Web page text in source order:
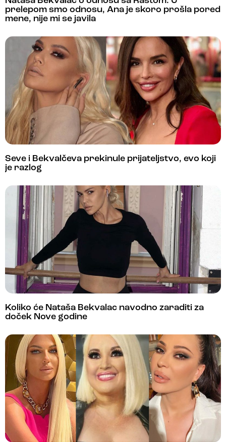
prelepom smo odnosu, Ana je skoro prošla pored
mene, nije mi se javila
Seve i Bekvalčeva prekinule prijateljstvo, evo koji
je razlog
Koliko će Nataša Bekvalac navodno zaraditi za
doček Nove godine